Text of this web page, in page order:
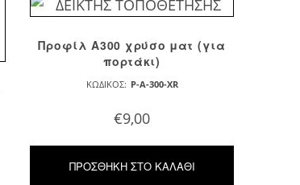
Προφίλ Α300 χρύσο ματ (για
πορτάκι)
ΚΩΔΙΚΌΣ: P-A-300-XR
€9,00
ΠΡΟΣΘΉΚΗ ΣΤΟ ΚΑΛΆΘΙ